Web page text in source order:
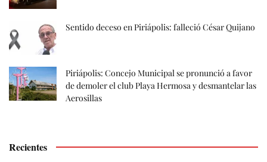
Sentido deceso en Piriápolis: falleció César Quijano
Piriápolis: Concejo Municipal se pronunció a favor
de demoler el club Playa Hermosa y desmantelar las
Aerosillas
Recientes